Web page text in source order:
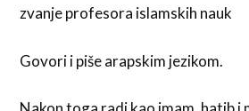
zvanje profesora islamskih nauk
Govori i piše arapskim jezikom.